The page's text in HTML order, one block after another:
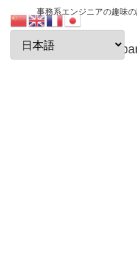
事務系エンジニアの趣味